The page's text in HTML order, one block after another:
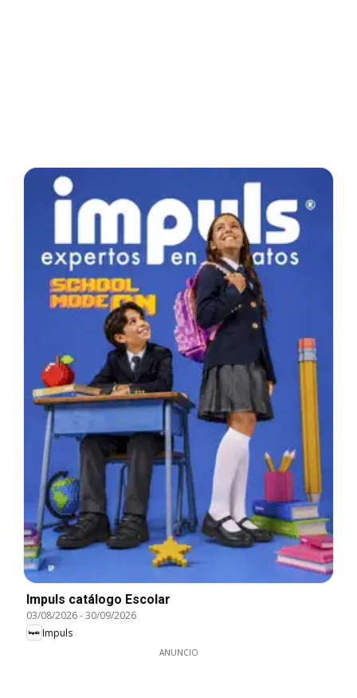
Impuls catálogo Escolar
03/08/2026-30/09/2026
Impuls
ANUNCIO